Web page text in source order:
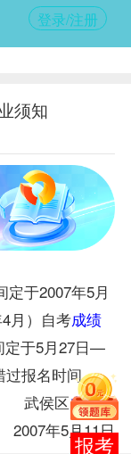
登录/注册
须知
定于2007年5月
月）自考成绩
定于5月27日—
过报名时间。
武侯区自考办
年5月11日
报考